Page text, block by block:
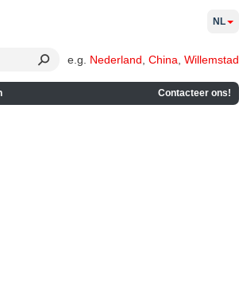
e.g. Nederland China Willemstad
Contacteer ons!
NL